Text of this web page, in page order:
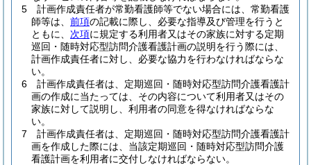
5
計画作成責任者が常勤看護師等でない場合には、常勤看護
師等は、 前項の記載に際し、必要な指導及び管理を行うと
ともに、 次項に規定する利用者又はその家族に対する定期
巡回・随時対応型訪問介護看護計画の説明を行う際には、
計画作成責任者に対し、必要な協力を行わなければならな
い。
6
計画作成責任者は、定期巡回・随時対応型訪問介護看護計
画の作成に当たっては、その内容について利用者又はその
家族に対して説明し、利用者の同意を得なければならな
い。
7
計画作成責任者は、定期巡回・随時対応型訪問介護看護計
画を作成した際には、当該定期巡回・随時対応型訪問介護
看護計画を利用者に交付しなければならない。